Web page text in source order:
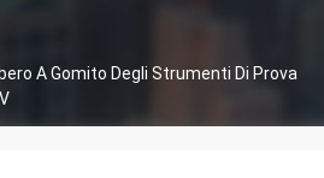
A Gomito Degli Strumenti Di Prova